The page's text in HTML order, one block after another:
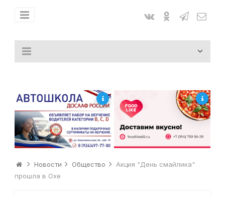
Новости Общество
Акция "День смайлика"
прошла в Охе